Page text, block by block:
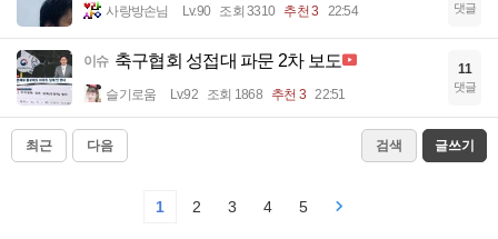
사랑방손님 Lv.90 조회 3310 추천 3 22:54 댓글
이슈 축구협회 성접대 파문 2차 보도
슬기로움 Lv.92 조회 1868 추천 3 22:51
11
댓글
최근 다음 검색 글쓰기
1 2 3 4 5